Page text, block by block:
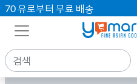
70 유로부터 무료 배송